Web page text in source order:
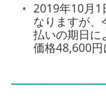
2019年10月1
なりますが、
払いの期日に
価格48,600円